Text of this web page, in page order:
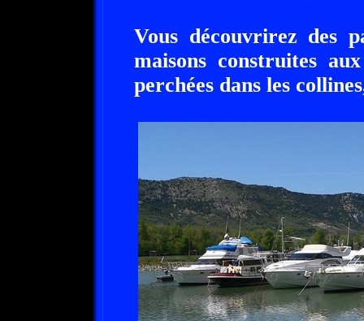
Vous découvrirez des
maisons construites
perchées dans les